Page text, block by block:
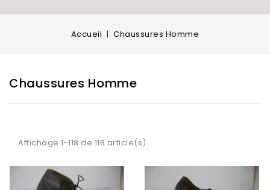
Accueil Chaussures Homme
Chaussures Homme
Affichage 1-118 de 118 article(s)